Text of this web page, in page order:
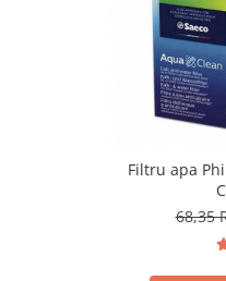
Filtru apa
68,35